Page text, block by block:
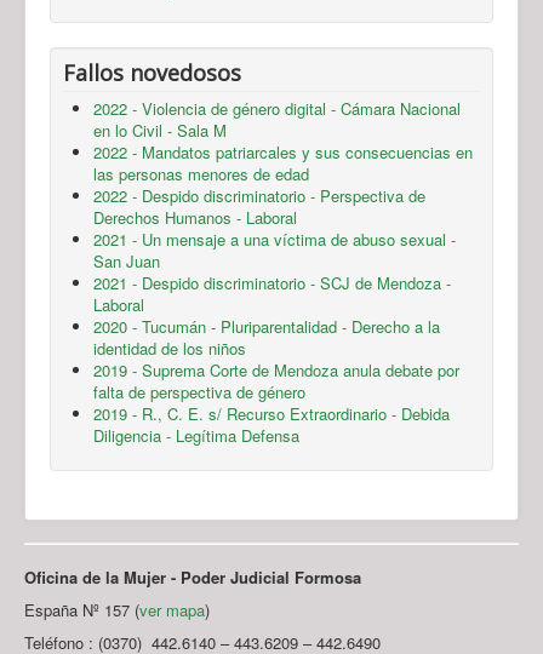
Fallos novedosos
2022 - Violencia de género digital - Cámara Nacional
en lo Civil - Sala M
2022 - Mandatos patriarcales y sus consecuencias en
las personas menores de edad
2022 - Despido discriminatorio - Perspectiva de
Derechos Humanos - Laboral
2021 - Un mensaje a una víctima de abuso sexual -
San Juan
2021 - Despido discriminatorio - SCJ de Mendoza -
Laboral
2020 - Tucumán - Pluriparentalidad - Derecho a la
identidad de los niños
2019 - Suprema Corte de Mendoza anula debate por
falta de perspectiva de género
2019 - R., C. E. s/ Recurso Extraordinario - Debida
Diligencia - Legítima Defensa
Oficina de la Mujer - Poder Judicial Formosa
España Nº 157 (ver mapa)
Teléfono : (0370) 442.6140 – 443.6209 – 442.6490